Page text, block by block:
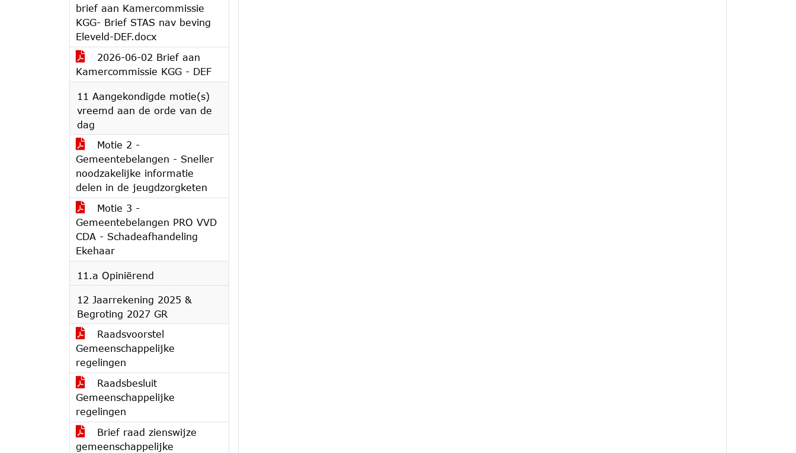
brief aan Kamercommissie
KGG- Brief STAS nav beving
Eleveld-DEF.docx
2026-06-02 Brief aan
Kamercommissie KGG - DEF
11 Aangekondigde motie(s)
vreemd aan de orde van de
dag
Motie 2 -
Gemeentebelangen - Sneller
noodzakelijke informatie
delen in de jeugdzorgketen
Motie 3 -
Gemeentebelangen PRO VVD
CDA - Schadeafhandeling
Ekehaar
11.a Opiniërend
12 Jaarrekening 2025 &
Begroting 2027 GR
Raadsvoorstel
Gemeenschappelijke
regelingen
Raadsbesluit
Gemeenschappelijke
regelingen
Brief raad zienswijze
gemeenschappelijke